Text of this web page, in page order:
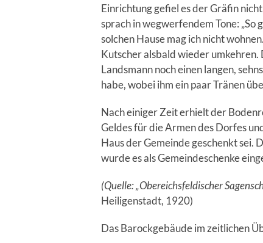
Einrichtung gefiel es der Gräfin
sprach in wegwerfendem Tone: „So
solchen Hause mag ich nicht
Kutscher alsbald wieder
Landsmann noch einen langen,
habe, wobei ihm ein paar Tränen
Nach einiger Zeit erhielt der
Geldes für die Armen des Dorfes
Haus der Gemeinde geschenkt sei.
wurde es als Gemeindeschenke
(Quelle: „Obereichsfeldischer
Heiligenstadt, 1920)
Das Barockgebäude im zeitlichen